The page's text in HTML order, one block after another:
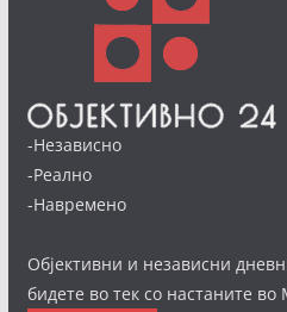
-Независно
-Реално
-Навремено
Објективни и независни
бидете во тек со настаните во